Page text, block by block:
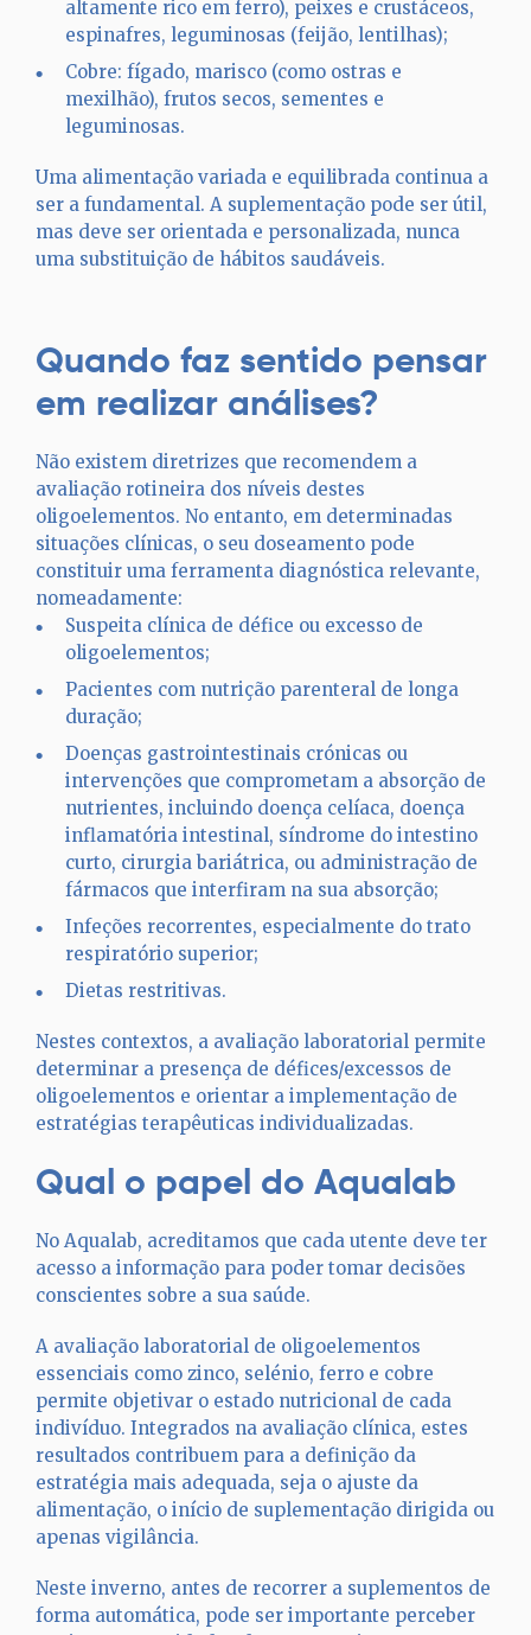
altamente rico em ferro), peixes e crustáceos,
espinafres, leguminosas (feijão, lentilhas);
Cobre: fígado, marisco (como ostras e
mexilhão), frutos secos, sementes e
leguminosas.
Uma alimentação variada e equilibrada continua a
ser a fundamental. A suplementação pode ser útil,
mas deve ser orientada e personalizada, nunca
uma substituição de hábitos saudáveis.
Quando faz sentido pensar
em realizar análises?
Não existem diretrizes que recomendem a
avaliação rotineira dos níveis destes
oligoelementos. No entanto, em determinadas
situações clínicas, o seu doseamento pode
constituir uma ferramenta diagnóstica relevante,
nomeadamente:
Suspeita clínica de défice ou excesso de
oligoelementos;
Pacientes com nutrição parenteral de longa
duração;
Doenças gastrointestinais crónicas ou
intervenções que comprometam a absorção de
nutrientes, incluindo doença celíaca, doença
inflamatória intestinal, síndrome do intestino
curto, cirurgia bariátrica, ou administração de
fármacos que interfiram na sua absorção;
Infeções recorrentes, especialmente do trato
respiratório superior;
Dietas restritivas.
Nestes contextos, a avaliação laboratorial permite
determinar a presença de défices/excessos de
oligoelementos e orientar a implementação de
estratégias terapêuticas individualizadas.
Qual o papel do Aqualab
No Aqualab, acreditamos que cada utente deve ter
acesso a informação para poder tomar decisões
conscientes sobre a sua saúde.
A avaliação laboratorial de oligoelementos
essenciais como zinco, selénio, ferro e cobre
permite objetivar o estado nutricional de cada
indivíduo. Integrados na avaliação clínica, estes
resultados contribuem para a definição da
estratégia mais adequada, seja o ajuste da
alimentação, o início de suplementação dirigida ou
apenas vigilância.
Neste inverno, antes de recorrer a suplementos de
forma automática, pode ser importante perceber